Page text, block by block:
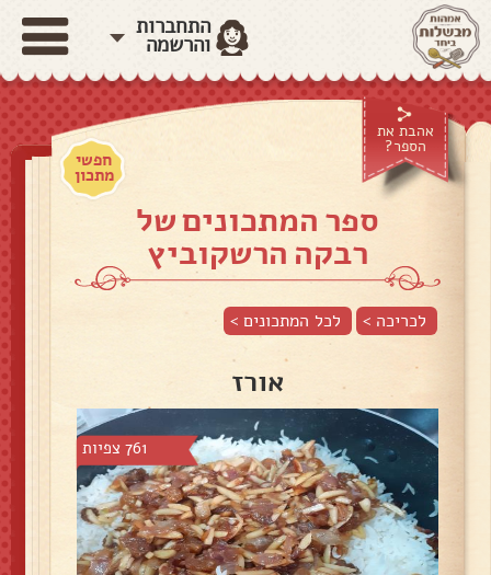
התחברות
והרשמה
אהבת את
הספר?
חפשי
מתכון
ספר המתכונים של
רבקה הרשקוביץ
לכריכה > לכל המתכונים >
אורז
761 צפיות